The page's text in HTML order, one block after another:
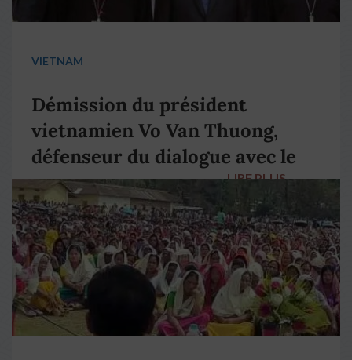
VIETNAM
Démission du président
vietnamien Vo Van Thuong,
défenseur du dialogue avec le
pape François
LIRE PLUS →